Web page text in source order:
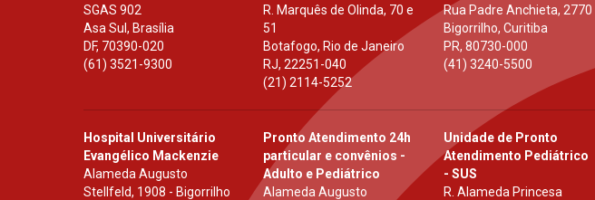
SGAS 902
Asa Sul, Brasília
DF, 70390-020
(61) 3521-9300
R. Marquês de Olinda, 70 e
51
Botafogo, Rio de Janeiro
RJ,22251-040
(21) 2114-5252
Rua Padre Anchieta, 2770
Bigorrilho, Curitiba
PR, 80730-000
(41) 3240-5500
Hospital Universitário
Evangélico Mackenzie
Alameda Augusto
Stellfeld, 1908 - Bigorrilho
Pronto Atendimento 24h
particular e convênios -
Adulto e Pediátrico
Alameda Augusto
Unidade de Pronto
Atendimento Pediátrico
- SUS
R. Alameda Princesa